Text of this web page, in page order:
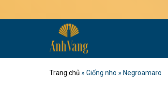
qua
Trang chủ » Giống nho » Negroamaro